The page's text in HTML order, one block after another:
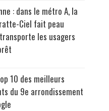
: dans le métro A, la
Ciel fait peau
les usagers
10 des meilleurs
du 9e arrondissement